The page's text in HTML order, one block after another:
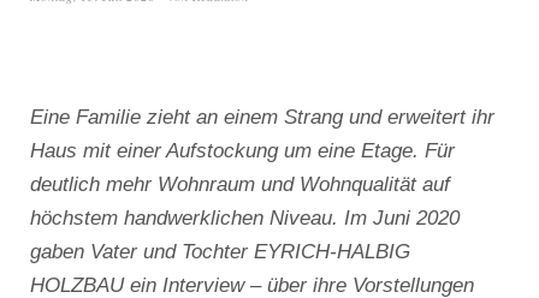
Eine Familie zieht an einem Strang und erweitert ihr
Haus mit einer Aufstockung um eine Etage. Für
deutlich mehr Wohnraum und Wohnqualität auf
höchstem handwerklichen Niveau. Im Juni 2020
gaben Vater und Tochter EYRICH-HALBIG
HOLZBAU ein Interview – über ihre Vorstellungen